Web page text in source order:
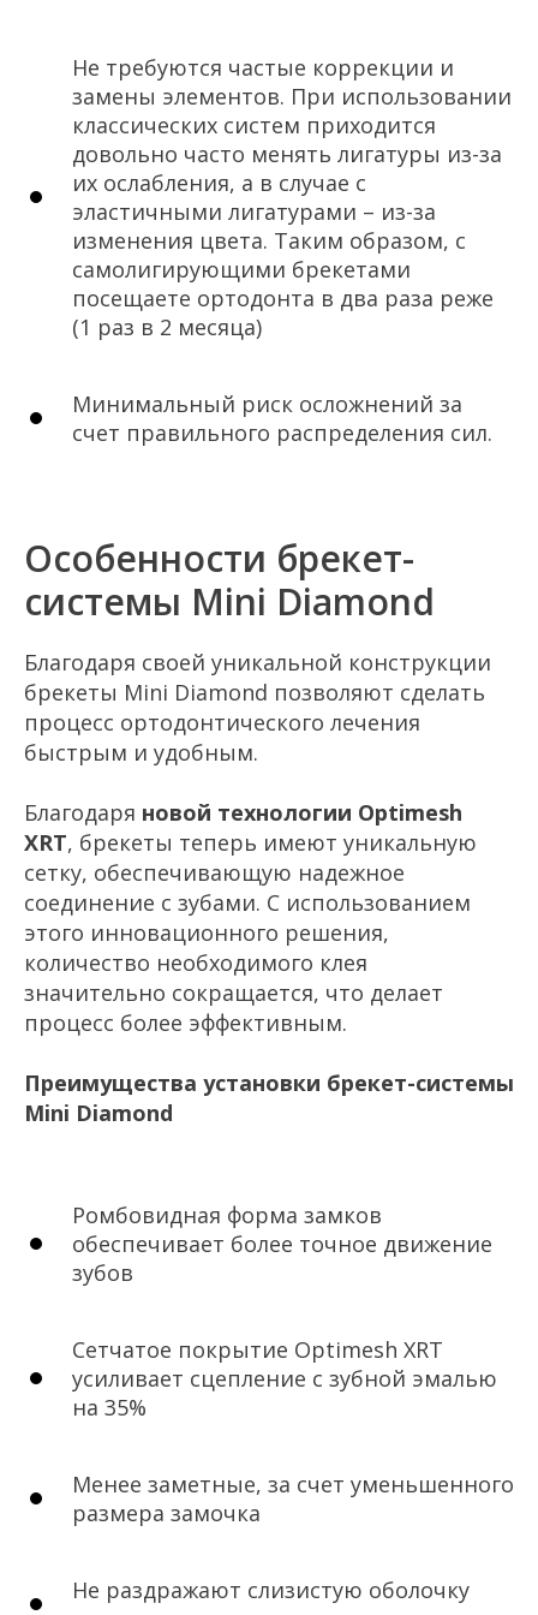
Не требуются частые коррекции и
замены элементов. При использовании
классических систем приходится
довольно часто менять лигатуры из-за
их ослабления, а в случае с
эластичными лигатурами – из-за
изменения цвета. Таким образом, с
самолигирующими брекетами
посещаете ортодонта в два раза реже
(1 раз в 2 месяца)
Минимальный риск осложнений за
счет правильного распределения сил.
Особенности брекет-
системы Mini Diamond
Благодаря своей уникальной конструкции
брекеты Mini Diamond позволяют сделать
процесс ортодонтического лечения
быстрым и удобным.
Благодаря новой технологии Optimesh
XRT, брекеты теперь имеют уникальную
сетку, обеспечивающую надежное
соединение с зубами. С использованием
этого инновационного решения,
количество необходимого клея
значительно сокращается, что делает
процесс более эффективным.
Преимущества установки брекет-системы
Mini Diamond
Ромбовидная форма замков
обеспечивает более точное движение
зубов
Сетчатое покрытие Optimesh XRT
усиливает сцепление с зубной эмалью
на 35%
Менее заметные, за счет уменьшенного
размера замочка
Не раздражают слизистую оболочку
Начните путь
к идеальной улыбке
в ближайшее время
Я даюсогласие на обработку своих
персональных данных
в соответствии с
политикой конфиденциальности
Я даю согласие на получениерекламной и
информационной рассылки
Записаться
Ставрополь, ул. 50 лет ВЛКСМ, д. 95
ост. МЖК, Меридиан
Пн-пт: 10:00 - 20:00
8 (8652) 600-603
+7 (962) 450-06-03
estedent26@mail.ru
О клинике
Каталог услуг
© 2019–2025 «Стоматологическая
ИМЕЮТСЯ ПРОТИВОПОКАЗАНИЯ НЕОБХОДИМА
КОНСУЛЬТАЦИЯ СПЕЦИАЛИСТА